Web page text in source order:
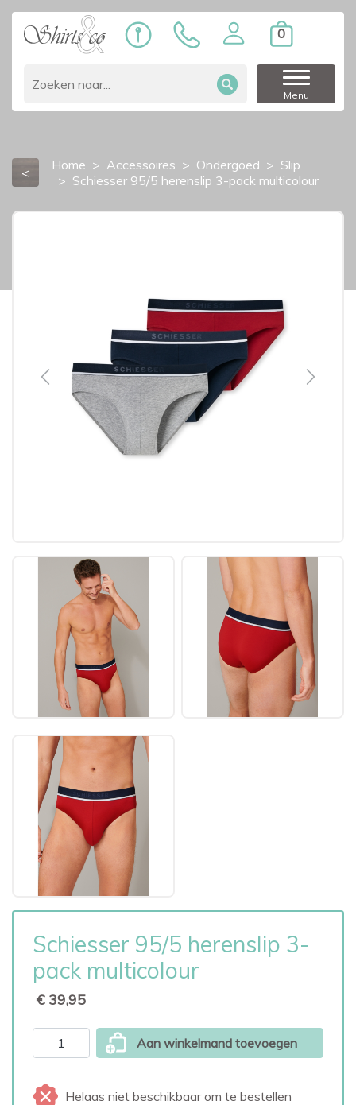
0
Menu
< Home Accessoires Ondergoed
Slip
Schiesser 95/5 herenslip 3-pack multicolour
Previous Next
Schiesser 95/5 herenslip 3-
pack multicolour
€ 39,95
Aan winkelmand toevoegen
Helaas niet beschikbaar om te bestellen